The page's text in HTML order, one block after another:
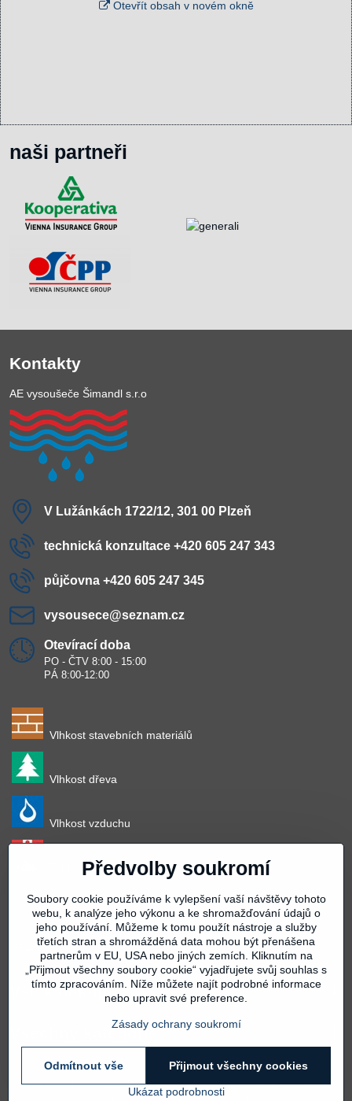
Otevřít obsah v novém okně
naši partneři
Kontakty
AE vysoušeče Šimandl s.r.o
V Lužánkách 1722/12, 301 00 Plzeň
technická konzultace +420 605 247 343
půjčovna +420 605 247 345
vysousece​@seznam​.cz
Otevírací doba
PO - ČTV 8:00 - 15:00
PÁ 8:00-12:00
Vlhkost stavebních materiálů
Vlhkost dřeva
Vlhkost vzduchu
Teplota vzduchu
Teplota povrchu
Teplota materiálu
Vše k nákupu
Všechny kategorie
©2026CopyrightPředvolby soukromíZásady ochrany soukromí
Vytvořeno systémem:ByznysWeb.cz
Předvolby soukromí
Soubory cookie používáme k vylepšení vaší návštěvy tohoto
webu, k analýze jeho výkonu a ke shromažďování údajů o
jeho používání. Můžeme k tomu použít nástroje a služby
třetích stran a shromážděná data mohou být přenášena
partnerům v EU, USA nebo jiných zemích. Kliknutím na
„Přijmout všechny soubory cookie“ vyjadřujete svůj souhlas s
tímto zpracováním. Níže můžete najít podrobné informace
nebo upravit své preference.
Zásady ochrany soukromí
Ukázat podrobnosti
Přijmout všechny cookies
Odmítnout vše